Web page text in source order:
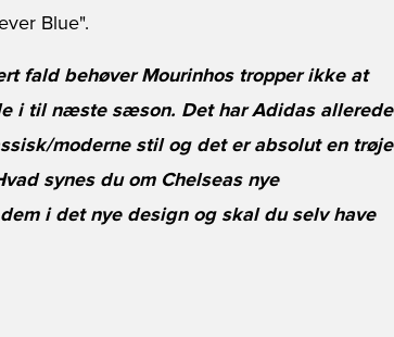
Blue".
fald behøver Mourinhos tropper ikke at
i til næste sæson. Det har Adidas allerede
moderne stil og det er absolut en trøje
synes du om Chelseas nye
i det nye design og skal du selv have